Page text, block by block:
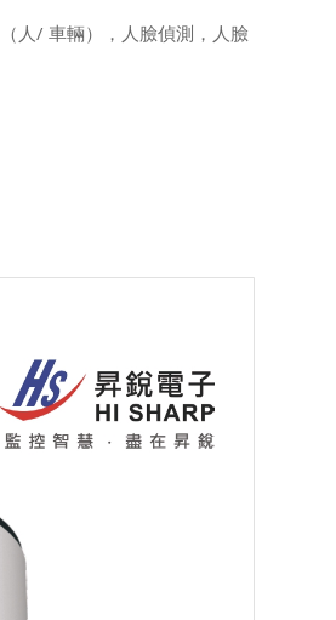
人/ 車輛），人臉偵測，人臉